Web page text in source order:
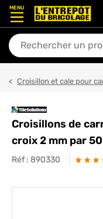
MENU
En quoi puis-je vous
Croisillon et cale pour
Croisillons de
croix 2 mm par
Réf : 890330